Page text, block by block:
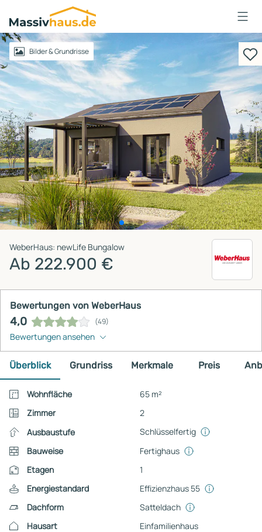
Massivhaus
Logo
AnmeldenBilder & Grundrisse
WeberHaus: newLife Bungalow
Ab 222.900 €
Bewertungen von WeberHaus
4,0 (49)
Bewertungen ansehen
Überblick Grundriss Merkmale Preis
Wohnfläche
65 m²
Zimmer
2
Ausbaustufe
Schlüsselfertig
Bauweise
Fertighaus
Etagen
1
Energiestandard
Effizienzhaus 55
Dachform
Satteldach
Hausart
Einfamilienhaus